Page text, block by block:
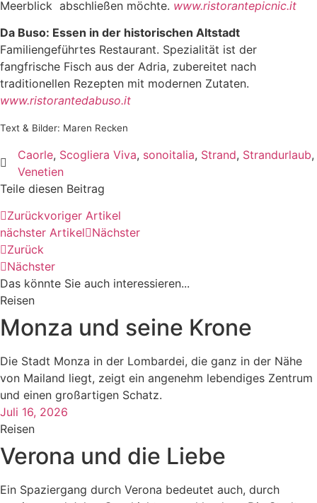
Meerblick abschließen möchte. www.ristorantepicnic.it
Da Buso: Essen in der historischen Altstadt
Familiengeführtes Restaurant. Spezialität ist der
fangfrische Fisch aus der Adria, zubereitet nach
traditionellen Rezepten mit modernen Zutaten.
www.ristorantedabuso.it
Text & Bilder: Maren Recken
Caorle, Scogliera Viva, sonoitalia, Strand, Strandurlaub,
Venetien
Teile diesen Beitrag
Zurückvoriger Artikel
nächster Artikel Nächster
Zurück
Nächster
Das könnte Sie auch interessieren...​
Reisen
Monza und seine Krone
Die Stadt Monza in der Lombardei, die ganz in der Nähe
von Mailand liegt, zeigt ein angenehm lebendiges Zentrum
und einen großartigen Schatz.
Juli 16, 2026
Reisen
Verona und die Liebe
Ein Spaziergang durch Verona bedeutet auch, durch